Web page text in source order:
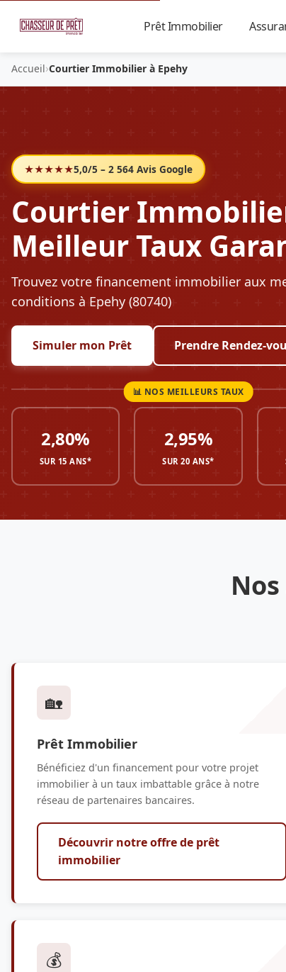
Prêt Immobilier
Accueil›Courtier Immobilier à Epehy
★★★★★5,0/5 – 2 564 Avis Google
Courtier
Meilleur Taux
Trouvez votre financement immobilier aux
conditions à Epehy (80740)
Simuler mon Prêt Prendre Rendez-
2,80%
SUR 15 ANS*
2,95%
SUR 20 ANS*
🏡
Prêt Immobilier
Bénéficiez d'un financement pour votre projet
immobilier à un taux imbattable grâce à notre
réseau de partenaires bancaires.
Découvrir notre offre de prêt
immobilier
💰